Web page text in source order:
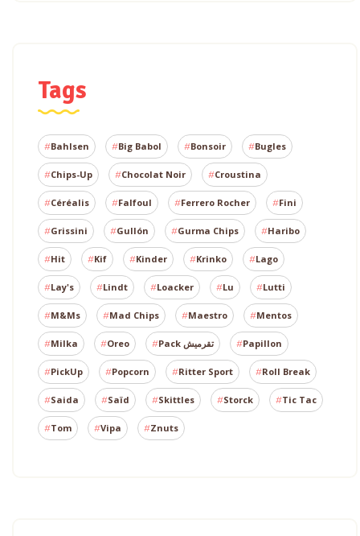
Tags
Bahlsen Big Babol Bonsoir Bugles
Chips-Up Chocolat Noir Croustina
Céréalis Falfoul Ferrero Rocher Fini
Grissini Gullón Gurma Chips Haribo
Hit Kif Kinder Krinko Lago
Lay's Lindt Loacker Lu Lutti
M&Ms Mad Chips Maestro Mentos
Milka Oreo Pack تقرميش Papillon
PickUp Popcorn Ritter Sport Roll Break
Saida Saïd Skittles Storck Tic Tac
Tom Vipa Znuts